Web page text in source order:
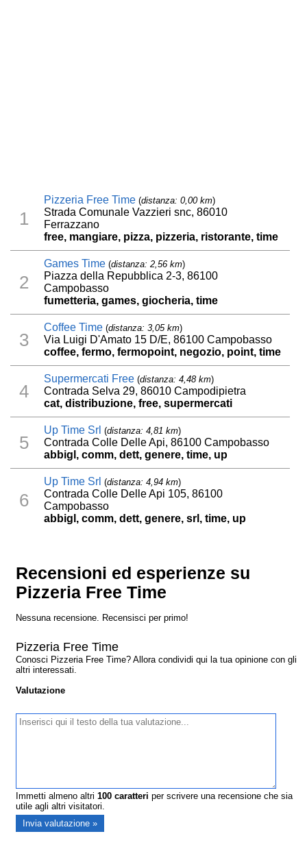
1
Pizzeria Free Time (distanza: 0,00 km)
Strada Comunale Vazzieri snc, 86010
Ferrazzano
free, mangiare, pizza, pizzeria, ristorante, time
2
Games Time (distanza: 2,56 km)
Piazza della Repubblica 2-3, 86100
Campobasso
fumetteria, games, giocheria, time
3
Coffee Time (distanza: 3,05 km)
Via Luigi D'Amato 15 D/E, 86100 Campobasso
coffee, fermo, fermopoint, negozio, point, time
4
Supermercati Free (distanza: 4,48 km)
Contrada Selva 29, 86010 Campodipietra
cat, distribuzione, free, supermercati
5
Up Time Srl (distanza: 4,81 km)
Contrada Colle Delle Api, 86100 Campobasso
abbigl, comm, dett, genere, time, up
6
Up Time Srl (distanza: 4,94 km)
Contrada Colle Delle Api 105, 86100
Campobasso
abbigl, comm, dett, genere, srl, time, up
Recensioni ed esperienze su
Pizzeria Free Time
Nessuna recensione. Recensisci per primo!
Pizzeria Free Time
Conosci Pizzeria Free Time? Allora condividi qui la tua opinione con gli
altri interessati.
Valutazione
Immetti almeno altri100 caratteri per scrivere una recensione che sia
utile agli altri visitatori.